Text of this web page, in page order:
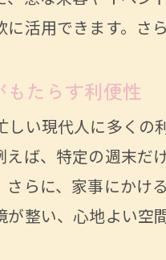
効
家事代
家
週
短
家
活用できます。さ
たらす利便性
い現代人に多く
ば、特定の週末
らに、家事にかけ
整い、心地よい空